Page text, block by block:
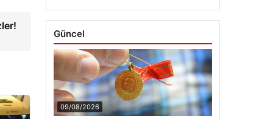
Güncel
09/08/2026